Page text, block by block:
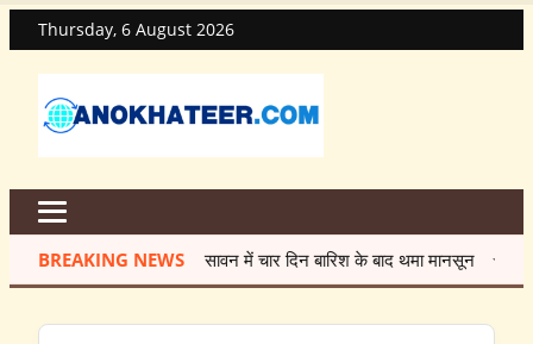
Thursday, 6 August 2026
BREAKING NEWSसावन में चार दिन बारिश के बाद थमा मानसून ★ मेंटेनेंस के